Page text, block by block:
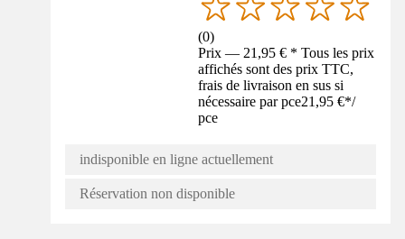
(0)
Prix — 21,95 € * Tous les prix
affichés sont des prix TTC,
frais de livraison en sus si
nécessaire par pce21,95 €*/
pce
indisponible en ligne actuellement
Réservation non disponible